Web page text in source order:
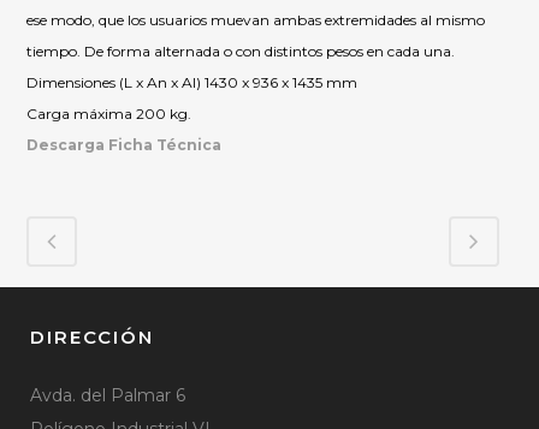
ese modo, que los usuarios muevan ambas extremidades al mismo
tiempo. De forma alternada o con distintos pesos en cada una.
Dimensiones (L x An x Al) 1430 x 936 x 1435 mm
Carga máxima 200 kg.
Descarga Ficha Técnica
DIRECCIÓN
Avda. del Palmar 6